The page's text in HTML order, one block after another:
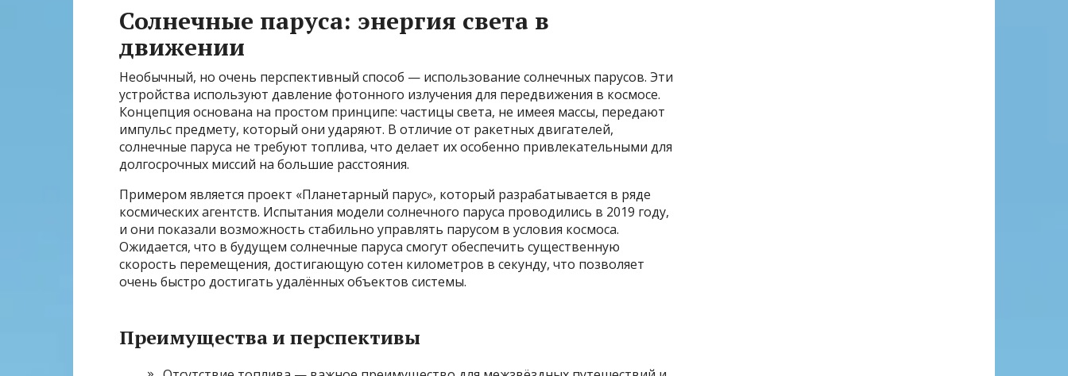
Солнечные паруса: энергия света в
движении
Необычный, но очень перспективный способ — использование солнечных парусов. Эти
устройства используют давление фотонного излучения для передвижения в космосе.
Концепция основана на простом принципе: частицы света, не имеея массы, передают
импульс предмету, который они ударяют. В отличие от ракетных двигателей,
солнечные паруса не требуют топлива, что делает их особенно привлекательными для
долгосрочных миссий на большие расстояния.
Примером является проект «Планетарный парус», который разрабатывается в ряде
космических агентств. Испытания модели солнечного паруса проводились в 2019 году,
и они показали возможность стабильно управлять парусом в условия космоса.
Ожидается, что в будущем солнечные паруса смогут обеспечить существенную
скорость перемещения, достигающую сотен километров в секунду, что позволяет
очень быстро достигать удалённых объектов системы.
Преимущества и перспективы